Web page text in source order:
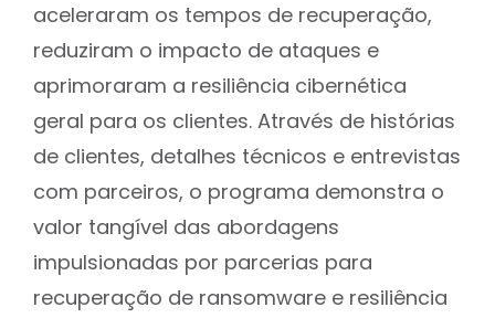
aceleraram os tempos de recuperação,
reduziram o impacto de ataques e
aprimoraram a resiliência cibernética
geral para os clientes. Através de histórias
de clientes, detalhes técnicos e entrevistas
com parceiros, o programa demonstra o
valor tangível das abordagens
impulsionadas por parcerias para
recuperação de ransomware e resiliência